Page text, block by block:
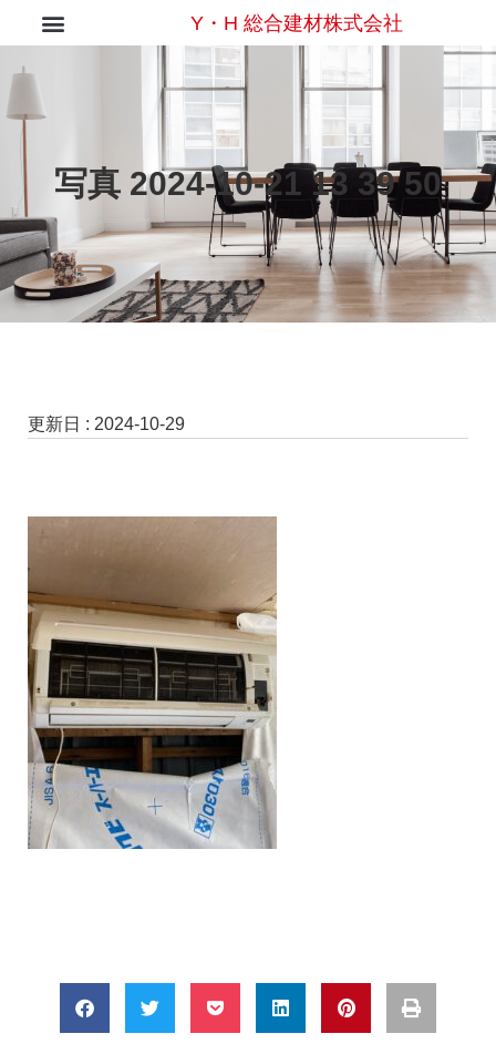
Y・H 総合建材株式会社
写真 2024-10-21 13 39 50
更新日 : 2024-10-29